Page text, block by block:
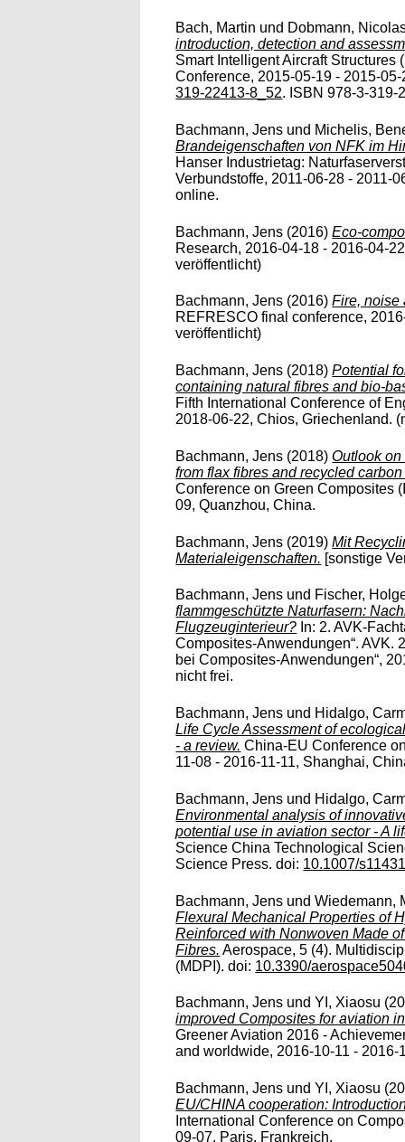
Bach, Martin und Dobmann,
introduction, detection and
Smart Intelligent Aircraft
Conference, 2015-05-19 - 2015-
319-22413-8_52. ISBN 978-3-319-
Bachmann, Jens und Michelis,
Brandeigenschaften von NFK im
Hanser Industrietag:
Verbundstoffe, 2011-06-28 - 2011-
online.
Bachmann, Jens (2016)Eco-
Research, 2016-04-18 - 2016-04-
veröffentlicht)
Bachmann, Jens (2016)Fire, noise
REFRESCO final conference,
veröffentlicht)
Bachmann, Jens (2018)Potential
containing natural fibres and bio-
Fifth International Conference of
2018-06-22, Chios, Griechenland.
Bachmann, Jens (2018)Outlook
from flax fibres and recycled
Conference on Green Composites
09, Quanzhou, China.
Bachmann, Jens (2019)Mit
Materialeigenschaften. [sonstige
Bachmann, Jens und Fischer,
flammgeschützte Naturfasern:
Flugzeuginterieur? In: 2. AVK-
Composites-Anwendungen“. AVK.
bei Composites-Anwendungen“,
nicht frei.
Bachmann, Jens und Hidalgo,
Life Cycle Assessment of
- a review. China-EU Conference
11-08 - 2016-11-11, Shanghai,
Bachmann, Jens und Hidalgo,
Environmental analysis of
potential use in aviation sector - A
Science China Technological
Science Press. doi: 10.1007/
Bachmann, Jens undWiedemann,
Flexural Mechanical Properties of
Reinforced with Nonwoven Made
Fibres. Aerospace, 5 (4).
(MDPI). doi: 10.3390/
Bachmann, Jens undYI, Xiaosu
improved Composites for aviation
Greener Aviation 2016 -
and worldwide, 2016-10-11 -
Bachmann, Jens undYI, Xiaosu
EU/CHINA cooperation:
International Conference on
09-07, Paris, Frankreich.